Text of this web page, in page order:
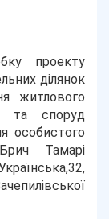
проекту
ділянок
житлового
та споруд
особистого
Тамарі